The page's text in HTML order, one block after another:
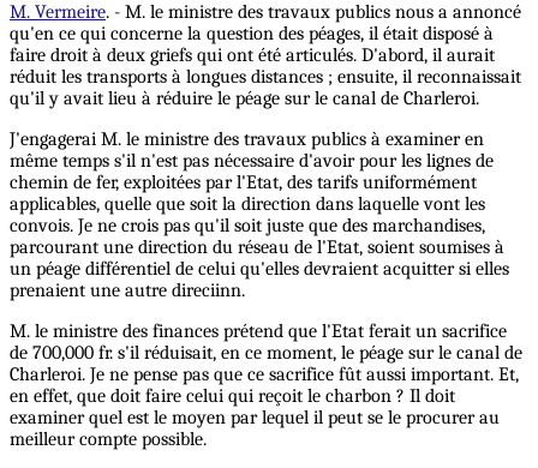
M. Vermeire. - M. le ministre des travaux publics nous a annoncé
qu'en ce qui concerne la question des péages, il était disposé à
faire droit à deux griefs qui ont été articulés. D'abord, il aurait
réduit les transports à longues distances ; ensuite, il reconnaissait
qu'il y avait lieu à réduire le péage sur le canal de Charleroi.
J'engagerai M. le ministre des travaux publics à examiner en
même temps s'il n'est pas nécessaire d'avoir pour les lignes de
chemin de fer, exploitées par l'Etat, des tarifs uniformément
applicables, quelle que soit la direction dans laquelle vont les
convois. Je ne crois pas qu'il soit juste que des marchandises,
parcourant une direction du réseau de l'Etat, soient soumises à
un péage différentiel de celui qu'elles devraient acquitter si elles
prenaient une autre direciinn.
M. le ministre des finances prétend que l'Etat ferait un sacrifice
de 700,000 fr. s'il réduisait, en ce moment, le péage sur le canal de
Charleroi. Je ne pense pas que ce sacrifice fût aussi important. Et,
en effet, que doit faire celui qui reçoit le charbon ? Il doit
examiner quel est le moyen par lequel il peut se le procurer au
meilleur compte possible.